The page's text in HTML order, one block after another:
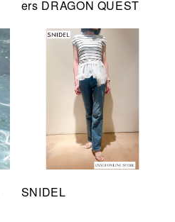
ers DRAGON QUEST
SNIDEL